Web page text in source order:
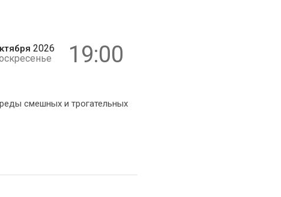
2026
19:00
смешных и трогательных